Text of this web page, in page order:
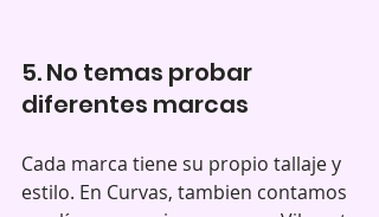
5. No temas probar
diferentes marcas
Cada marca tiene su propio tallaje y
estilo. En Curvas, tambien contamos